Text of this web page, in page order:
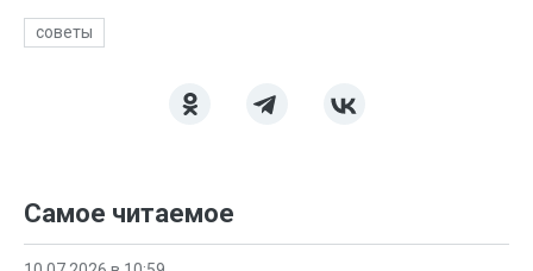
советы
Самое читаемое